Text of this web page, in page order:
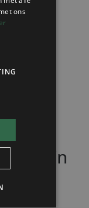
in
ons